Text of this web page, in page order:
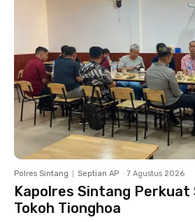
Polres Sintang Septian AP - 7 Agustus 2026
Kapolres Sintang Perkuat
Tokoh Tionghoa